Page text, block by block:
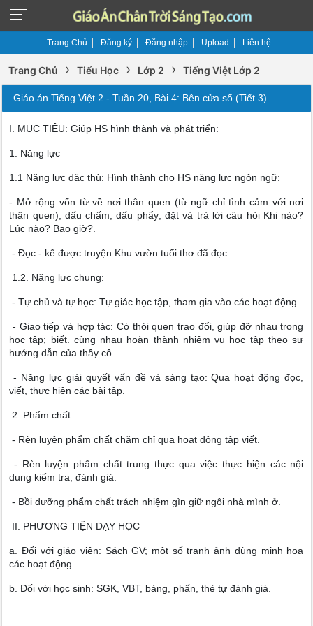
Trang Chủ Đăng ký Đăng nhập Upload Liên hệ
Trang Chủ › Tiểu Học › Lớp 2 › Tiếng Việt Lớp 2
Giáo án Tiếng Việt 2 - Tuần 20, Bài 4: Bên cửa sổ (Tiết 3)
I. MỤC TIÊU: Giúp HS hình thành và phát triển:
1. Năng lực
1.1 Năng lực đặc thù: Hình thành cho HS năng lực ngôn ngữ:
- Mở rộng vốn từ về nơi thân quen (từ ngữ chỉ tình cảm với nơi
thân quen); dấu chấm, dấu phẩy; đặt và trả lời câu hỏi Khi nào?
Lúc nào? Bao giờ?.
- Đọc - kể được truyện Khu vườn tuổi thơ đã đọc.
1.2. Năng lực chung:
- Tự chủ và tự học: Tự giác học tập, tham gia vào các hoạt động.
- Giao tiếp và hợp tác: Có thói quen trao đổi, giúp đỡ nhau trong
học tập; biết. cùng nhau hoàn thành nhiệm vụ học tập theo sự
hướng dẫn của thầy cô.
- Năng lực giải quyết vấn đề và sáng tạo: Qua hoạt động đọc,
viết, thực hiện các bài tập.
2. Phẩm chất:
- Rèn luyện phẩm chất chăm chỉ qua hoạt động tập viết.
- Rèn luyện phẩm chất trung thực qua việc thực hiện các nội
dung kiểm tra, đánh giá.
- Bồi dưỡng phẩm chất trách nhiệm gìn giữ ngôi nhà mình ở.
II. PHƯƠNG TIỆN DẠY HỌC
a. Đối với giáo viên: Sách GV; một số tranh ảnh dùng minh họa
các hoạt động.
b. Đối với học sinh: SGK, VBT, bảng, phấn, thẻ tự đánh giá.